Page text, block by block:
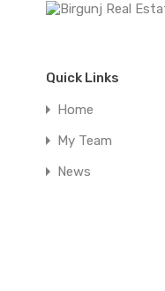
Quick Links
Home
My Team
News